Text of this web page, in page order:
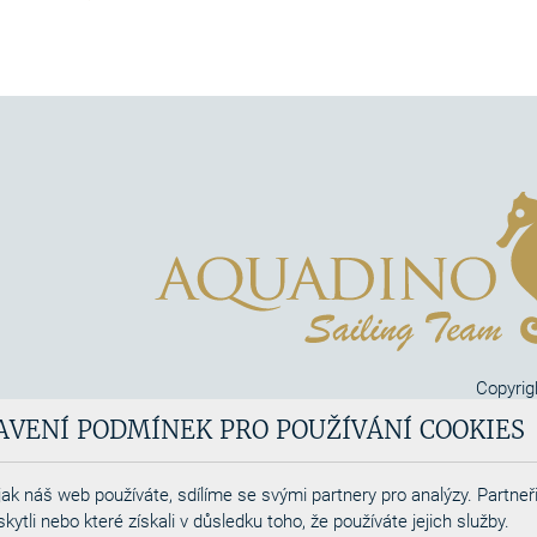
PODMÍNEK PRO POUŽÍVÁNÍ COOKIES
náš web používáte, sdílíme se svými partnery pro analýzy.
nebo které získali v důsledku toho, že používáte jejich služby.